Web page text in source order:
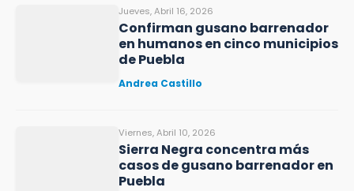
Jueves, Abril 16, 2026
Confirman gusano barrenador
en humanos en cinco municipios
de Puebla
Andrea Castillo
Viernes, Abril 10, 2026
Sierra Negra concentra más
casos de gusano barrenador en
Puebla